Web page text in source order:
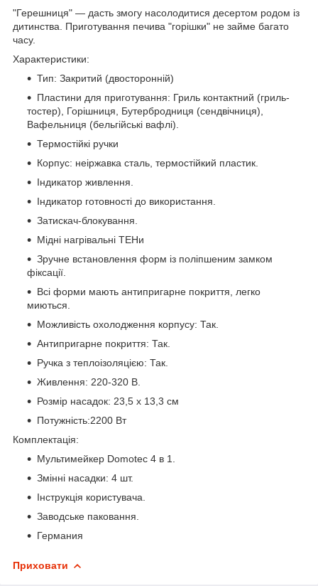
"Герешниця" — дасть змогу насолодитися десертом родом із
дитинства. Приготування печива "горішки" не займе багато
часу.
Характеристики:
Тип: Закритий (двосторонній)
Пластини для приготування: Гриль контактний (гриль-
тостер), Горішниця, Бутербродниця (сендвічниця),
Вафельниця (бельгійські вафлі).
Термостійкі ручки
Корпус: неіржавка сталь, термостійкий пластик.
Індикатор живлення.
Індикатор готовності до використання.
Затискач-блокування.
Мідні нагрівальні ТЕНи
Зручне встановлення форм із поліпшеним замком
фіксації.
Всі форми мають антипригарне покриття, легко
миються.
Можливість охолодження корпусу: Так.
Антипригарне покриття: Так.
Ручка з теплоізоляцією: Так.
Живлення: 220-320 В.
Розмір насадок: 23,5 х 13,3 см
Потужність:2200 Вт
Комплектація:
Мультимейкер Domotec 4 в 1.
Змінні насадки: 4 шт.
Інструкція користувача.
Заводське паковання.
Германия
Приховати